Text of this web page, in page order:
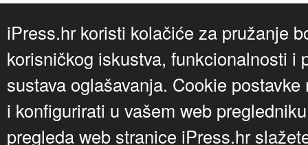
iPress.hr koristi kolačiće za pružanje
korisničkog iskustva, funkcionalnosti i
sustava oglašavanja. Cookie
i konfigurirati u vašem web
pregleda web stranice iPress.hr